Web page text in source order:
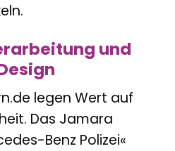
und
legen Wert auf
Das Jamara
Benz Polizei«